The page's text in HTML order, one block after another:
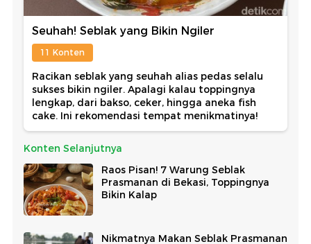
Seuhah! Seblak yang Bikin Ngiler
11 Konten
Racikan seblak yang seuhah alias pedas selalu
sukses bikin ngiler. Apalagi kalau toppingnya
lengkap, dari bakso, ceker, hingga aneka fish
cake. Ini rekomendasi tempat menikmatinya!
Konten Selanjutnya
Raos Pisan! 7 Warung Seblak
Prasmanan di Bekasi, Toppingnya
Bikin Kalap
Nikmatnya Makan Seblak Prasmanan